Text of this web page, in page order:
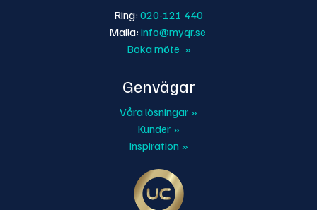
Ring: 020-121 440
Maila: info@myqr.se
Boka möte »
Genvägar
Våra lösningar »
Kunder »
Inspiration »